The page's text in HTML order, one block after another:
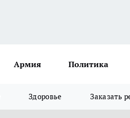
Армия Политика
Здоровье Заказать